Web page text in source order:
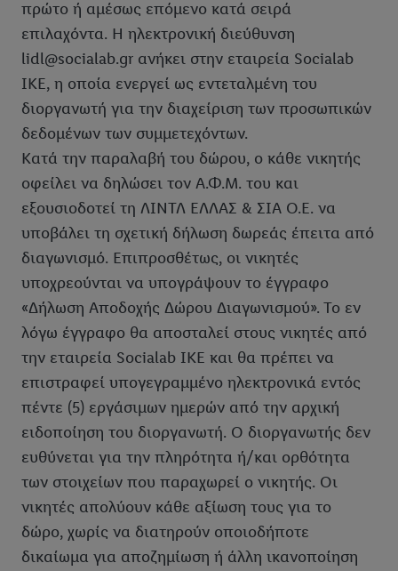
πρώτο ή αμέσως επόμενο κατά σειρά
επιλαχόντα. Η ηλεκτρονική διεύθυνση
lidl@socialab.gr ανήκει στην εταιρεία Socialab
IKE, η οποία ενεργεί ως εντεταλμένη του
διοργανωτή για την διαχείριση των προσωπικών
δεδομένων των συμμετεχόντων.
Κατά την παραλαβή του δώρου, ο κάθε νικητής
οφείλει να δηλώσει τον Α.Φ.Μ. του και
εξουσιοδοτεί τη ΛΙΝΤΛ ΕΛΛΑΣ & ΣΙΑ Ο.Ε. να
υποβάλει τη σχετική δήλωση δωρεάς έπειτα από
διαγωνισμό. Επιπροσθέτως, οι νικητές
υποχρεούνται να υπογράψουν το έγγραφο
«Δήλωση Αποδοχής Δώρου Διαγωνισμού». Το εν
λόγω έγγραφο θα αποσταλεί στους νικητές από
την εταιρεία Socialab ΙΚΕ και θα πρέπει να
επιστραφεί υπογεγραμμένο ηλεκτρονικά εντός
πέντε (5) εργάσιμων ημερών από την αρχική
ειδοποίηση του διοργανωτή. Ο διοργανωτής δεν
ευθύνεται για την πληρότητα ή/και ορθότητα
των στοιχείων που παραχωρεί ο νικητής. Οι
νικητές απολύουν κάθε αξίωση τους για το
δώρο, χωρίς να διατηρούν οποιοδήποτε
δικαίωμα για αποζημίωση ή άλλη ικανοποίηση